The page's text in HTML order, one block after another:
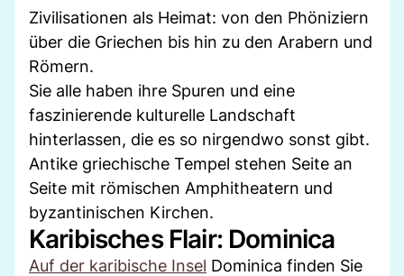
Zivilisationen als Heimat: von den Phöniziern
über die Griechen bis hin zu den Arabern und
Römern.
Sie alle haben ihre Spuren und eine
faszinierende kulturelle Landschaft
hinterlassen, die es so nirgendwo sonst gibt.
Antike griechische Tempel stehen Seite an
Seite mit römischen Amphitheatern und
byzantinischen Kirchen.
Karibisches Flair: Dominica
Auf der karibische Insel Dominica finden Sie